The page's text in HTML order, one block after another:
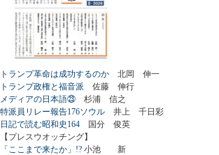
トランプ革命は成功するのか 北岡 伸一
トランプ政権と福音派 佐藤 伸行
メディアの日本語㉓ 杉浦 信之
特派員リレー報告176ソウル 井上 千日彩
日記で読む昭和史164 国分 俊英
【プレスウオッチング】
「ここまで来たか」!? 小池 新